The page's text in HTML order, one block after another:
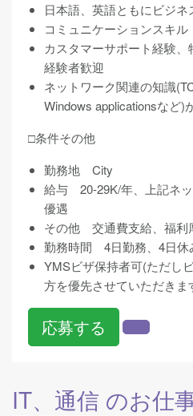
日本語、英語ともにビジネ
コミュニケーションスキル
カスタマーサポート経験
経験者歓迎
ネットワーク関連の知識
Windows applicationsなど)
□条件その他
勤務地 City
給与 20-29K/年、上記ネ
優遇
その他 交通費支給、福利
勤務時間 4日勤務、4日休
YMSビザ保持者可(ただし
方を優先させていただきま
応募する
IT、通信 のお仕